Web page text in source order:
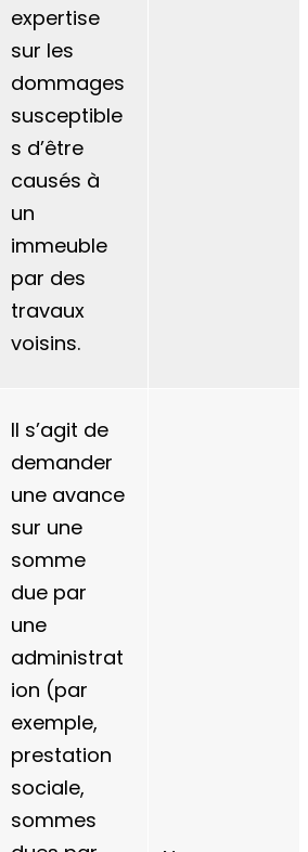
expertise
sur les
dommages
susceptible
s d’être
causés à
un
immeuble
par des
travaux
voisins.
Il s’agit de
demander
une avance
sur une
somme
due par
une
administrat
ion (par
exemple,
prestation
sociale,
sommes